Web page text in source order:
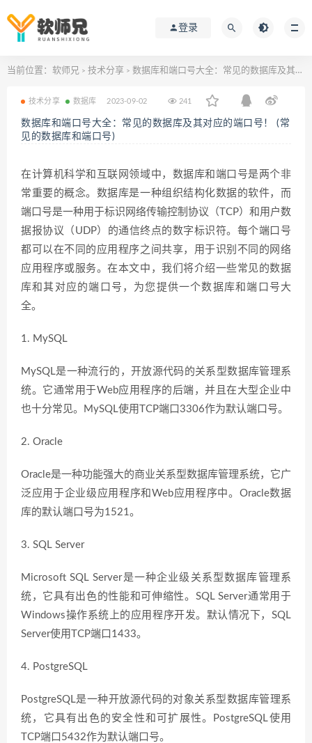
登录
当前位置： 软师兄 > 技术分享 > 数据库和端口号大全：常见的数据库及其对应的端口号！ (常见的数据库和端口号)
技术分享 数据库 2023-09-02 241
数据库和端口号大全：常见的数据库及其对应的端口号！ (常
见的数据库和端口号)
在计算机科学和互联网领域中，数据库和端口号是两个非
常重要的概念。数据库是一种组织结构化数据的软件，而
端口号是一种用于标识网络传输控制协议（TCP）和用户数
据报协议（UDP）的通信终点的数字标识符。每个端口号
都可以在不同的应用程序之间共享，用于识别不同的网络
应用程序或服务。在本文中，我们将介绍一些常见的数据
库和其对应的端口号，为您提供一个数据库和端口号大
全。
1. MySQL
MySQL是一种流行的，开放源代码的关系型数据库管理系
统。它通常用于Web应用程序的后端，并且在大型企业中
也十分常见。MySQL使用TCP端口3306作为默认端口号。
2. Oracle
Oracle是一种功能强大的商业关系型数据库管理系统，它广
泛应用于企业级应用程序和Web应用程序中。Oracle数据
库的默认端口号为1521。
3. SQL Server
Microsoft SQL Server是一种企业级关系型数据库管理系
统，它具有出色的性能和可伸缩性。SQL Server通常用于
Windows操作系统上的应用程序开发。默认情况下，SQL
Server使用TCP端口1433。
4. PostgreSQL
PostgreSQL是一种开放源代码的对象关系型数据库管理系
统，它具有出色的安全性和可扩展性。PostgreSQL使用
TCP端口5432作为默认端口号。